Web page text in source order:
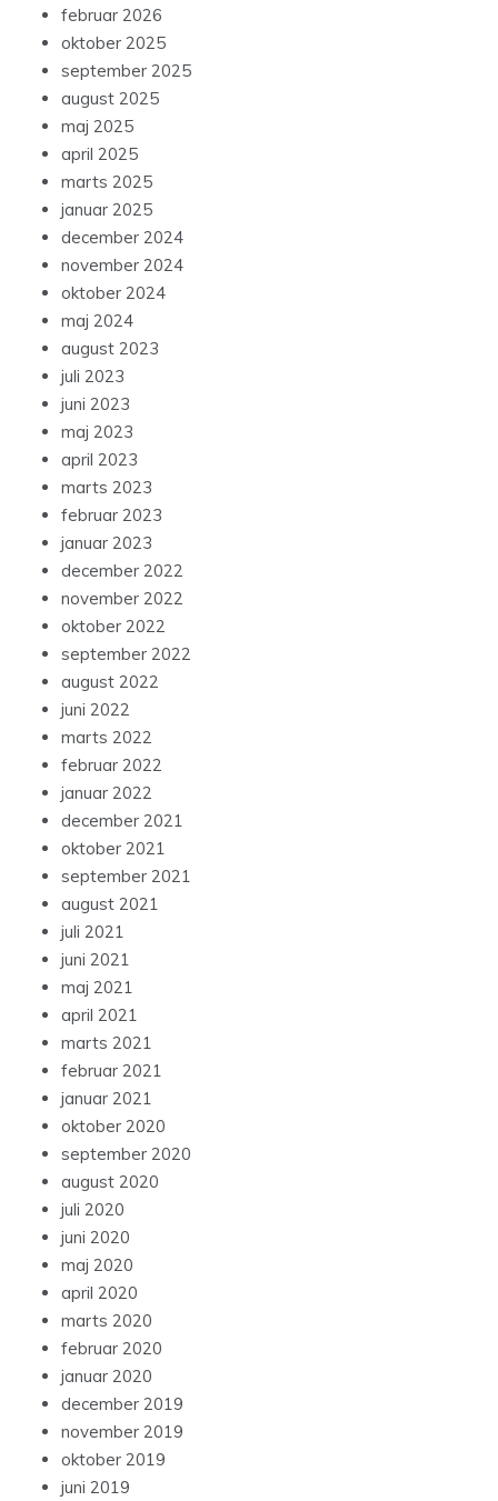
februar 2026
oktober 2025
september 2025
august 2025
maj 2025
april 2025
marts 2025
januar 2025
december 2024
november 2024
oktober 2024
maj 2024
august 2023
juli 2023
juni 2023
maj 2023
april 2023
marts 2023
februar 2023
januar 2023
december 2022
november 2022
oktober 2022
september 2022
august 2022
juni 2022
marts 2022
februar 2022
januar 2022
december 2021
oktober 2021
september 2021
august 2021
juli 2021
juni 2021
maj 2021
april 2021
marts 2021
februar 2021
januar 2021
oktober 2020
september 2020
august 2020
juli 2020
juni 2020
maj 2020
april 2020
marts 2020
februar 2020
januar 2020
december 2019
november 2019
oktober 2019
juni 2019